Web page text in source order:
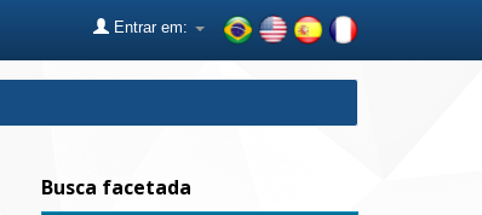
Entrar em:
Busca facetada